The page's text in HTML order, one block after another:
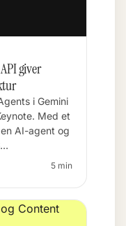
giver
i Gemini
Med et
AI-agent og
5 min